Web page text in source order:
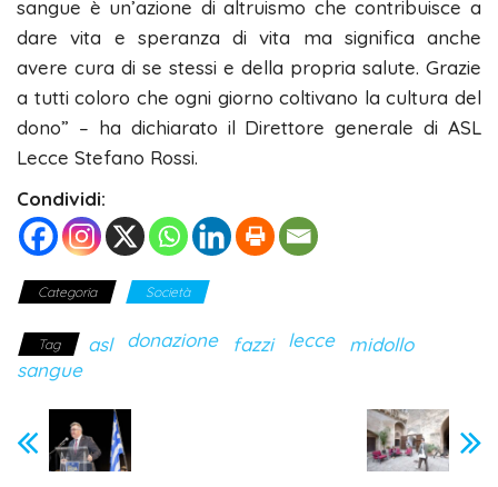
sangue è un’azione di altruismo che contribuisce a
dare vita e speranza di vita ma significa anche
avere cura di se stessi e della propria salute. Grazie
a tutti coloro che ogni giorno coltivano la cultura del
dono” – ha dichiarato il Direttore generale di ASL
Lecce Stefano Rossi.
Condividi:
Categoria Società
Tag asl donazione fazzi lecce
midollo
sangue